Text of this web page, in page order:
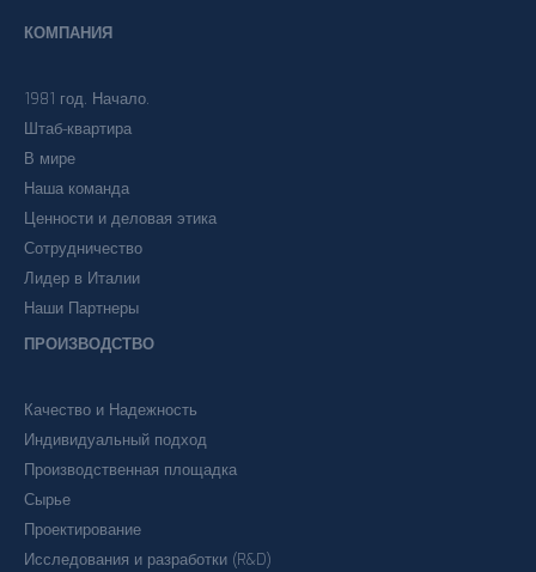
КОМПАНИЯ
1981 год. Начало.
Штаб-квартира
В мире
Наша команда
Ценности и деловая этика
Сотрудничество
Лидер в Италии
Наши Партнеры
ПРОИЗВОДСТВО
Качество и Надежность
Индивидуальный подход
Производственная площадка
Сырье
Проектирование
Исследования и разработки (R&D)